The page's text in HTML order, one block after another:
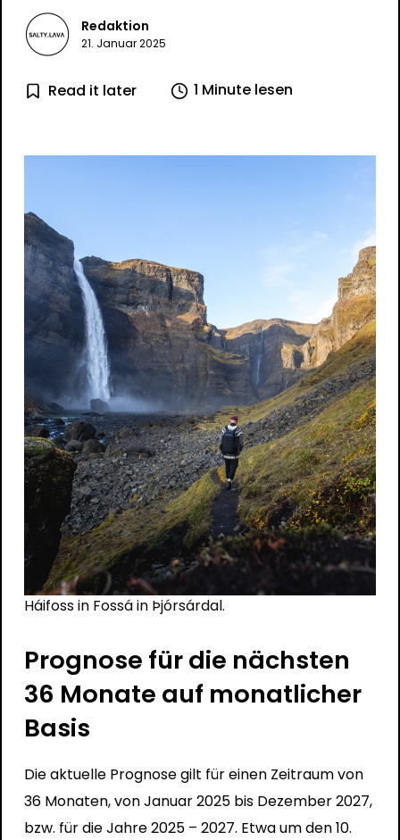
Redaktion
21. Januar 2025
Read it later 1 Minute lesen
Háifoss in Fossá in Þjórsárdal.
Prognose für die nächsten
36 Monate auf monatlicher
Basis
Die aktuelle Prognose gilt für einen Zeitraum von
36 Monaten, von Januar 2025 bis Dezember 2027,
bzw. für die Jahre 2025 – 2027. Etwa um den 10.